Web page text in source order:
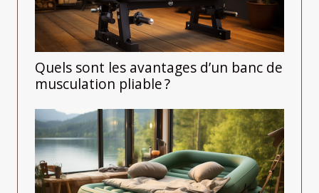
Quels sont les avantages d’un banc de
musculation pliable ?